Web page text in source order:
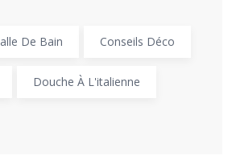
De Bain Conseils Déco
Douche À L'italienne